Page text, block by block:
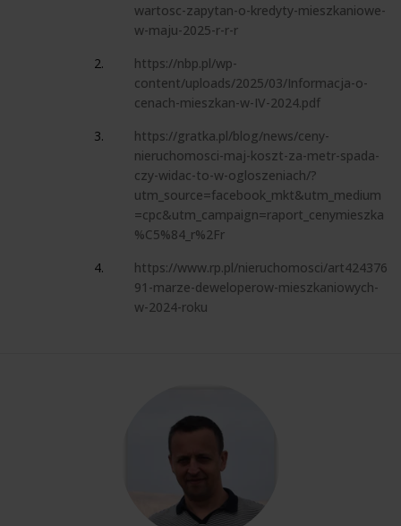
wartosc-zapytan-o-kredyty-mieszkaniowe-
w-maju-2025-r-r-r
https://nbp.pl/wp-
content/uploads/2025/03/Informacja-o-
cenach-mieszkan-w-IV-2024.pdf
https://gratka.pl/blog/news/ceny-
nieruchomosci-maj-koszt-za-metr-spada-
czy-widac-to-w-ogloszeniach/?
utm_source=facebook_mkt&utm_medium
=cpc&utm_campaign=raport_cenymieszka
%C5%84_r%2Fr
https://www.rp.pl/nieruchomosci/art424376
91-marze-deweloperow-mieszkaniowych-
w-2024-roku